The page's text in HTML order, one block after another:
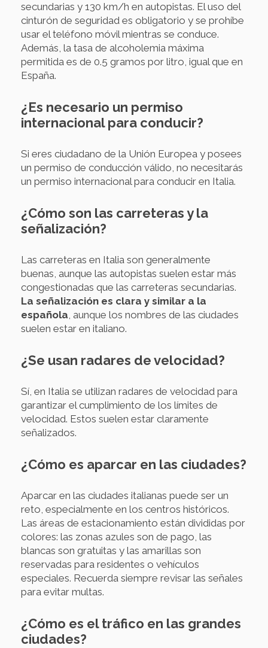
secundarias y 130 km/h en autopistas. El uso del
cinturón de seguridad es obligatorio y se prohíbe
usar el teléfono móvil mientras se conduce.
Además, la tasa de alcoholemia máxima
permitida es de 0.5 gramos por litro, igual que en
España.
¿Es necesario un permiso
internacional para conducir?
Si eres ciudadano de la Unión Europea y posees
un permiso de conducción válido, no necesitarás
un permiso internacional para conducir en Italia.
¿Cómo son las carreteras y la
señalización?
Las carreteras en Italia son generalmente
buenas, aunque las autopistas suelen estar más
congestionadas que las carreteras secundarias.
La señalización es clara y similar a la
española, aunque los nombres de las ciudades
suelen estar en italiano.
¿Se usan radares de velocidad?
Sí, en Italia se utilizan radares de velocidad para
garantizar el cumplimiento de los límites de
velocidad. Estos suelen estar claramente
señalizados.
¿Cómo es aparcar en las ciudades?
Aparcar en las ciudades italianas puede ser un
reto, especialmente en los centros históricos.
Las áreas de estacionamiento están divididas por
colores: las zonas azules son de pago, las
blancas son gratuitas y las amarillas son
reservadas para residentes o vehículos
especiales. Recuerda siempre revisar las señales
para evitar multas.
¿Cómo es el tráfico en las grandes
ciudades?